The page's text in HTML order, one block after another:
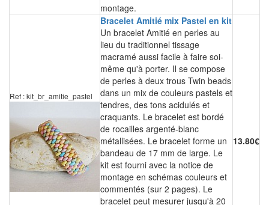
montage.
Ref : kit_br_amitie_pastel
Bracelet Amitié mix Pastel en kit
Un bracelet Amitié en perles au
lieu du traditionnel tissage
macramé aussi facile à faire soi-
même qu'à porter. Il se compose
de perles à deux trous Twin beads
dans un mix de couleurs pastels et
tendres, des tons acidulés et
craquants. Le bracelet est bordé
de rocailles argenté-blanc
métallisées. Le bracelet forme un
bandeau de 17 mm de large. Le
kit est fourni avec la notice de
montage en schémas couleurs et
commentés (sur 2 pages). Le
bracelet peut mesurer jusqu'à 20
13.80€